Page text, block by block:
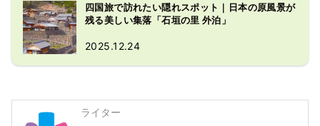
四国旅で訪れたい隠れスポット｜日本の原風景が
残る美しい集落「石垣の里 外泊」
2025.12.24
ライター